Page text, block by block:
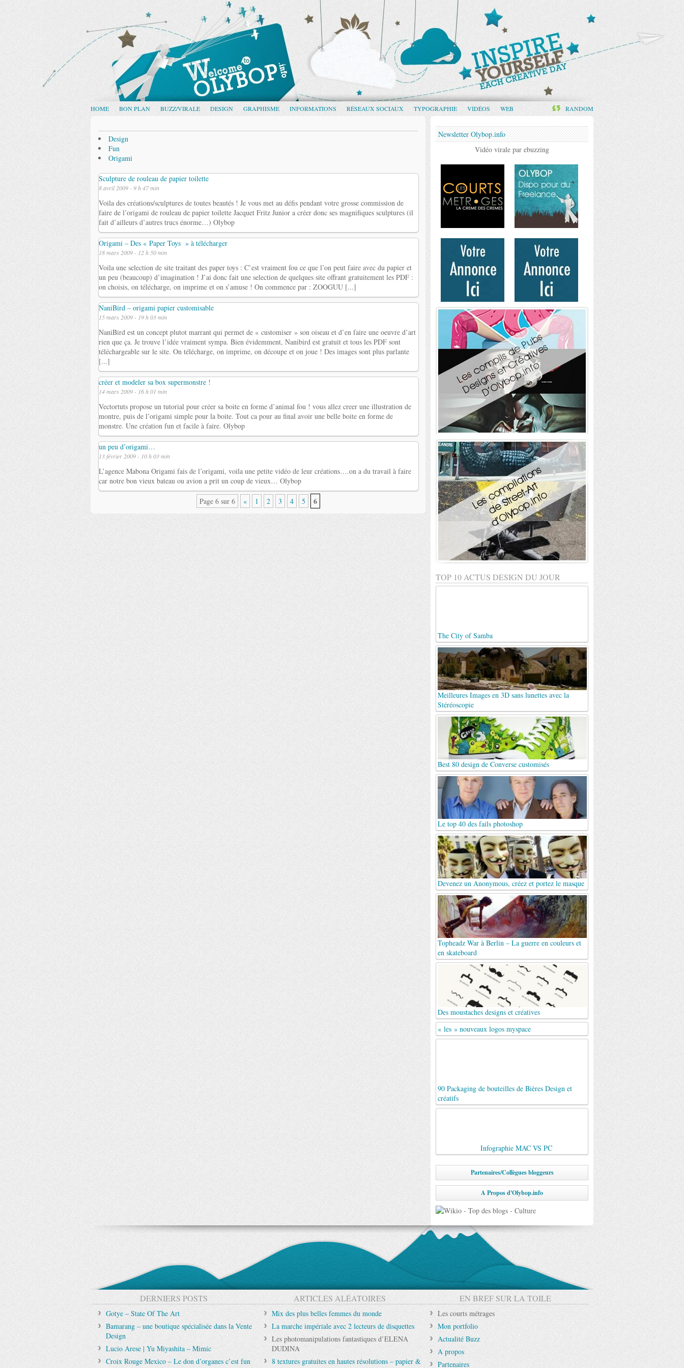
HOME BON PLAN BUZZ/VIRALE DESIGN GRAPHISME INFORMATIONS RÉSEAUX SOCIAUX TYPOGRAPHIE VIDÉOS WEB RANDOM
Design
Fun
Origami
Sculpture de rouleau de papier toilette
8 avril 2009 - 9 h 47 min
Voila des créations/sculptures de toutes beautés ! Je vous met au défis pendant votre grosse commission de
faire de l’origami de rouleau de papier toilette Jacquet Fritz Junior a créer donc ses magnifiques sculptures (il
fait d’ailleurs d’autres trucs énorme…) Olybop
Origami – Des « Paper Toys » à télécharger
18 mars 2009 - 12 h 50 min
Voila une selection de site traitant des paper toys : C’est vraiment fou ce que l’on peut faire avec du papier et
un peu (beaucoup) d’imagination ! J’ai donc fait une selection de quelques site offrant gratuitement les PDF :
on choisis, on télécharge, on imprime et on s’amuse ! On commence par : ZOOGUU [...]
NaniBird – origami papier customisable
15 mars 2009 - 19 h 03 min
NaniBird est un concept plutot marrant qui permet de « customiser » son oiseau et d’en faire une oeuvre d’art
rien que ça. Je trouve l’idée vraiment sympa. Bien évidemment, Nanibird est gratuit et tous les PDF sont
téléchargeable sur le site. On télécharge, on imprime, on découpe et on joue ! Des images sont plus parlante
[...]
créer et modeler sa box supermonstre !
14 mars 2009 - 16 h 01 min
Vectortuts propose un tutorial pour créer sa boite en forme d’animal fou ! vous allez creer une illustration de
montre, puis de l’origami simple pour la boite. Tout ca pour au final avoir une belle boite en forme de
monstre. Une création fun et facile à faire. Olybop
un peu d’origami…
13 février 2009 - 10 h 03 min
L’agence Mabona Origami fais de l’origami, voila une petite vidéo de leur créations….on a du travail à faire
car notre bon vieux bateau ou avion a prit un coup de vieux… Olybop
Page 6 sur 6 « 1 2 3 4 5 6
Newsletter Olybop.info
Vidéo virale par ebuzzing
TOP 10 ACTUS DESIGN DU JOUR
The City of Samba
Meilleures Images en 3D sans lunettes avec la
Stéréoscopie
Best 80 design de Converse customisés
Le top 40 des fails photoshop
Devenez un Anonymous, créez et portez le masque
Topheadz War à Berlin – La guerre en couleurs et
en skateboard
Des moustaches designs et créatives
« les » nouveaux logos myspace
90 Packaging de bouteilles de Bières Design et
créatifs
Infographie MAC VS PC
Partenaires/Collègues bloggeurs
A Propos d'Olybop.info
DERNIERS POSTS
Gotye – State Of The Art
Bamarang – une boutique spécialisée dans la Vente
Design
Lucio Arese | Yu Miyashita – Mimic
Croix Rouge Mexico – Le don d’organes c’est fun
ARTICLES ALÉATOIRES
Mix des plus belles femmes du monde
La marche impériale avec 2 lecteurs de disquettes
Les photomanipulations fantastiques d’ELENA
DUDINA
8 textures gratuites en hautes résolutions – papier &
EN BREF SUR LA TOILE
Les courts métrages
Mon portfolio
Actualité Buzz
A propos
Partenaires